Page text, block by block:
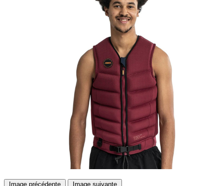
Image précédente Image suivante